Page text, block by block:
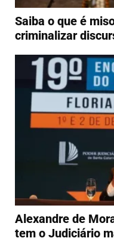
Saiba o que é
criminalizar
Alexandre de
tem o Judiciário